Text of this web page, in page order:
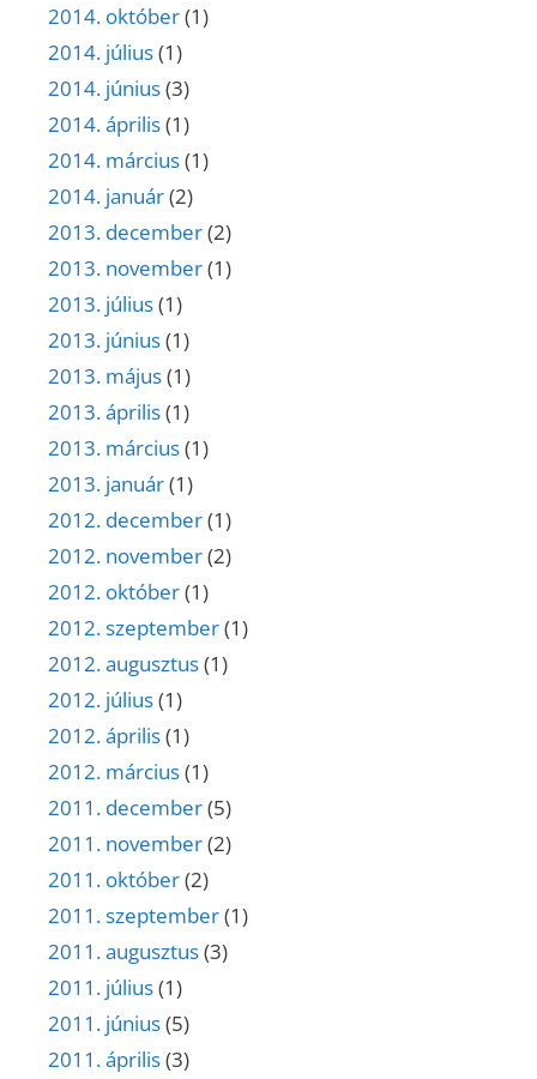
2014. október(1)
2014. július(1)
2014. június(3)
2014. április(1)
2014. március(1)
2014. január(2)
2013. december(2)
2013. november(1)
2013. július(1)
2013. június(1)
2013. május(1)
2013. április(1)
2013. március(1)
2013. január(1)
2012. december(1)
2012. november(2)
2012. október(1)
2012. szeptember(1)
2012. augusztus(1)
2012. július(1)
2012. április(1)
2012. március(1)
2011. december(5)
2011. november(2)
2011. október(2)
2011. szeptember(1)
2011. augusztus(3)
2011. július(1)
2011. június(5)
2011. április(3)